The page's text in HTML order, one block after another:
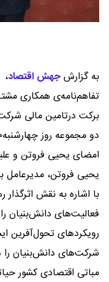
به گزارشجهش اقتصاد،
تفاهم‌نامه‌ی همکاری
برکت درتامین مالی
امضای یحیی فروتن و
یحیی فروتن، مدیرعامل
با اشاره به نقش
فعالیت‌های دانش‌بنیان
رویکردهای تحول‌آفرین
شرکت‌های دانش‌بنیان را
مباتی اقتصادی کشور